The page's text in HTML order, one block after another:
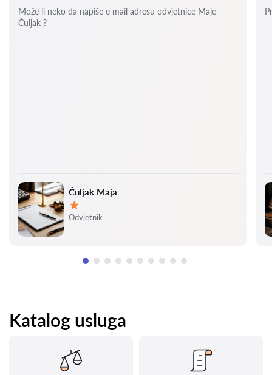
Čuljak Maja
Ocjena:
Odvjetnik
Može li neko da napiše e mail adresu odvjetnice Maje
Čuljak ?
Katalog usluga